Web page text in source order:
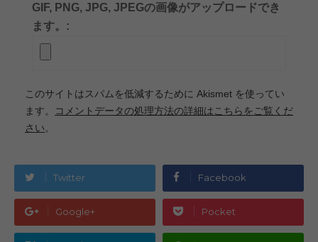
GIF, PNG, JPG, JPEGの画像がアップロードでき
ます。:
このサイトはスパムを低減するために Akismet を使ってい
ます。
コメントデータの処理方法の詳細はこちらをご覧くだ
さい。
Twitter Facebook
Google+ Pocket